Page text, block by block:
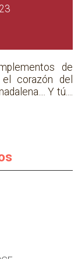
de
corazón del
Y tú....